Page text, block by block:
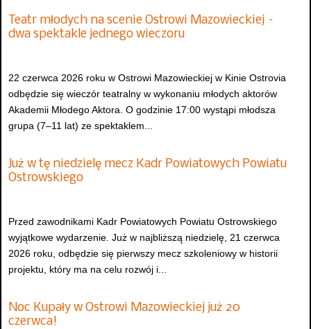
Teatr młodych na scenie Ostrowi Mazowieckiej –
dwa spektakle jednego wieczoru
22 czerwca 2026 roku w Ostrowi Mazowieckiej w Kinie Ostrovia
odbędzie się wieczór teatralny w wykonaniu młodych aktorów
Akademii Młodego Aktora. O godzinie 17:00 wystąpi młodsza
grupa (7–11 lat) ze spektaklem...
Już w tę niedzielę mecz Kadr Powiatowych Powiatu
Ostrowskiego
Przed zawodnikami Kadr Powiatowych Powiatu Ostrowskiego
wyjątkowe wydarzenie. Już w najbliższą niedzielę, 21 czerwca
2026 roku, odbędzie się pierwszy mecz szkoleniowy w historii
projektu, który ma na celu rozwój i...
Noc Kupały w Ostrowi Mazowieckiej już 20
czerwca!